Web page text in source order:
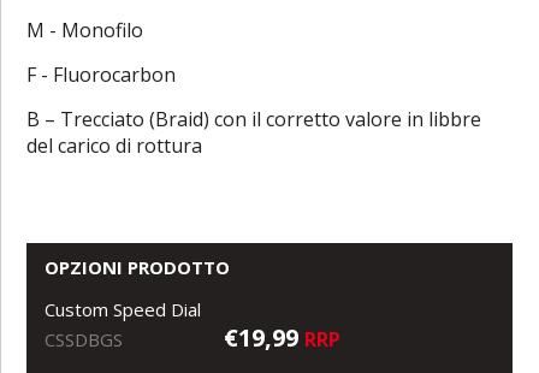
M - Monofilo
F - Fluorocarbon
B – Trecciato (Braid) con il corretto valore in libbre
del carico di rottura
OPZIONI PRODOTTO
Custom Speed Dial
CSSDBGS
€19,99 RRP